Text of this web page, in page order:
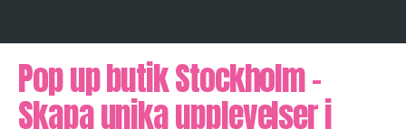
Pop up butik Stockholm –
Skapa unika upplevelser i